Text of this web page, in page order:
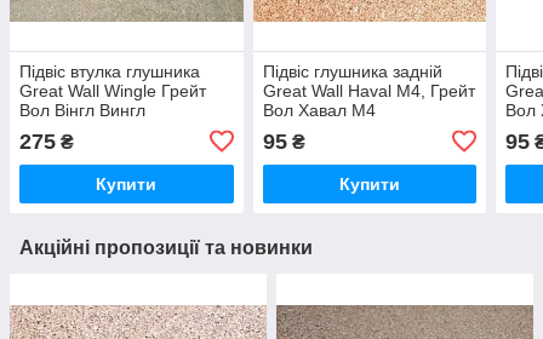
Підвіс втулка глушника
Great Wall Wingle Грейт
Вол Вінгл Вингл
275 ₴
Купити
Підвіс глушника задній
Great Wall Haval M4, Грейт
Вол Хавал М4
95₴
Купити
Вол
95
Акційні пропозиції та новинки